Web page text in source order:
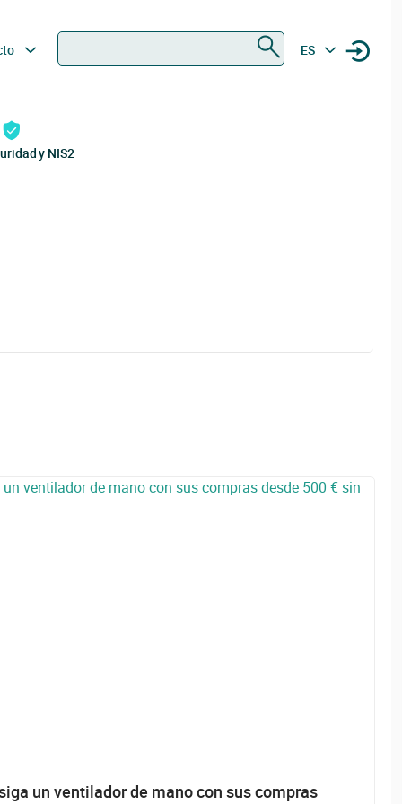
ES
y NIS2
un ventilador de mano con sus compras